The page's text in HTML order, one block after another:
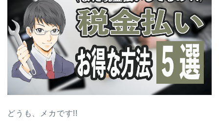
どうも、メカです!!